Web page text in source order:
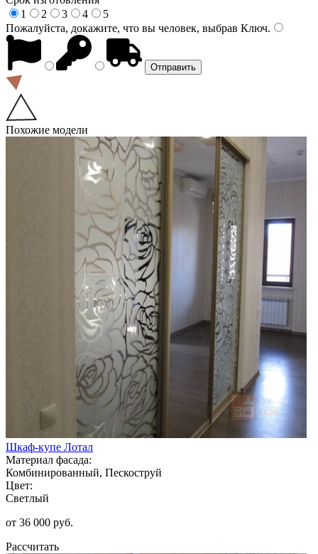
1
2 3 4
5
Пожалуйста, докажите, что вы человек, выбрав Ключ.
Похожие модели
Шкаф-купе Лотал
Материал фасада:
Комбинированный, Пескоструй
Цвет:
Светлый
от 36 000 руб.
Рассчитать